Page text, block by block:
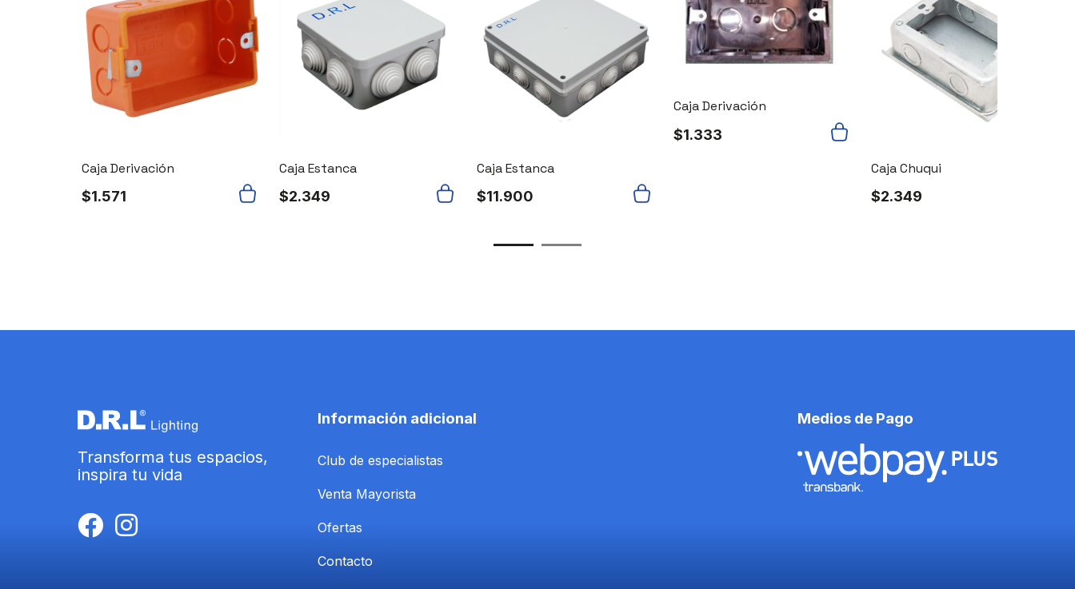
Caja Derivación
$1.571
Caja Estanca
$2.349
Caja Estanca
$11.900
Caja Derivación
$1.333
Caja Chuqui
$2.349
Transforma tus espacios,
inspira tu vida
Información adicional
Club de especialistas
Venta Mayorista
Ofertas
Contacto
Medios de Pago